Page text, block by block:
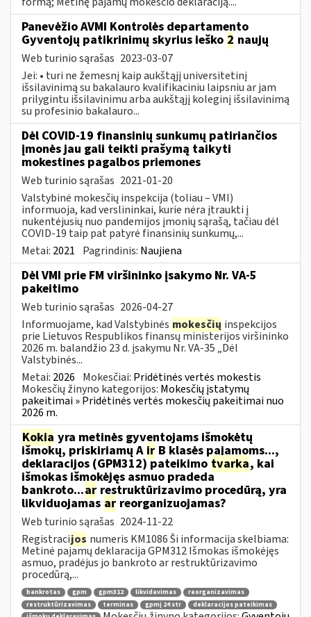
Panevėžio AVMI Kontrolės departamento
Gyventojų patikrinimų skyrius ieško 2 naujų
Web turinio sąrašas 2023-03-07
Jei: • turi ne žemesnį kaip aukštąjį universitetinį
išsilavinimą su bakalauro kvalifikaciniu laipsniu ar jam
prilygintu išsilavinimu arba aukštąjį koleginį išsilavinimą
su profesinio bakalauro...
Dėl COVID-19 finansinių sunkumų patiriančios
įmonės jau gali teikti prašymą taikyti
mokestines pagalbos priemones
Web turinio sąrašas 2021-01-20
Valstybinė mokesčių inspekcija (toliau – VMI)
informuoja, kad verslininkai, kurie nėra įtraukti į
nukentėjusių nuo pandemijos įmonių sąrašą, tačiau dėl
COVID-19 taip pat patyrė finansinių sunkumų,...
Metai: 2021 Pagrindinis: Naujiena
Dėl VMI prie FM viršininko įsakymo Nr. VA-5
pakeitimo
Web turinio sąrašas 2026-04-27
Informuojame, kad Valstybinės mokesčių inspekcijos
prie Lietuvos Respublikos finansų ministerijos viršininko
2026 m. balandžio 23 d. įsakymu Nr. VA-35 „Dėl
Valstybinės...
Metai: 2026 Mokesčiai: Pridėtinės vertės mokestis
Mokesčių žinyno kategorijos: Mokesčių įstatymų
pakeitimai » Pridėtinės vertės mokesčių pakeitimai nuo
2026 m.
Kokia yra metinės gyventojams išmokėtų
išmokų, priskiriamų A ir B klasės pajamoms...,
deklaracijos (GPM312) pateikimo tvarka, kai
išmokas išmokėjęs asmuo pradeda
bankroto...ar restruktūrizavimo procedūrą, yra
likviduojamas ar reorganizuojamas?
Web turinio sąrašas 2024-11-22
Registracijos numeris KM1086 Ši informacija skelbiama:
Metinė pajamų deklaracija GPM312 Išmokas išmokėjęs
asmuo, pradėjus jo bankroto ar restruktūrizavimo
procedūrą,...
bankrotas gpm gpm312 likvidavimas
reorganizavimas
restruktūrizavimas
terminas gpmį 24 str
deklaracijos pateikimas